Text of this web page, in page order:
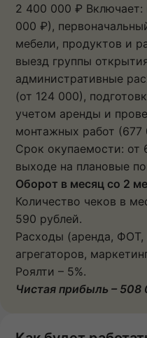
2 400 000 ₽ Включает:
000 ₽),
мебели, продуктов и
выезд группы
административные
(от 124 000),
учетом аренды и
монтажных работ (677
Срок окупаемости: от
выходе на плановые
Оборот в месяц со 2
Количество чеков в
590 рублей.
Расходы (аренда, ФОТ,
агрегаторов,
Роялти – 5%.
Чистая прибыль –